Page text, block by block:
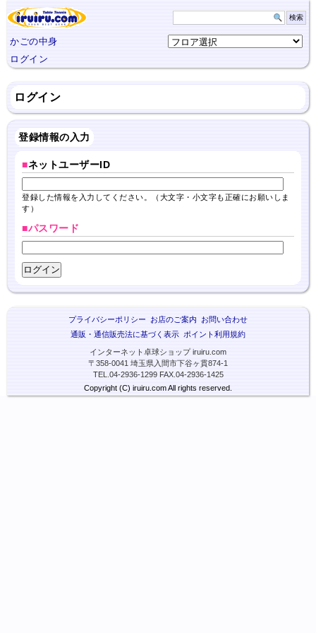
かごの中身
ログイン
ログイン
登録情報の入力
■ネットユーザーID
登録した情報を入力してください。（大文字・小文字も正確にお願いしま
す）
■パスワード
プライバシーポリシー お店のご案内 お問い合わせ
通販・通信販売法に基づく表示 ポイント利用規約
インターネット卓球ショップ iruiru.com
〒358-0041 埼玉県入間市下谷ヶ貫874-1
TEL.04-2936-1299 FAX.04-2936-1425
Copyright (C) iruiru.com All rights reserved.